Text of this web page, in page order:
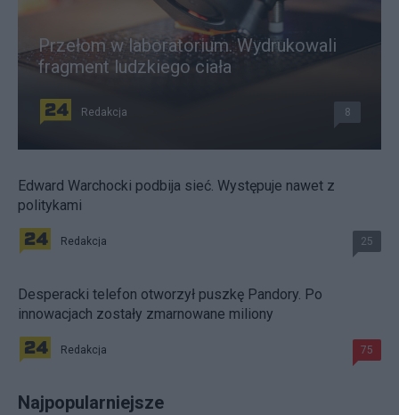
Przełom w laboratorium. Wydrukowali
fragment ludzkiego ciała
Redakcja 8
Edward Warchocki podbija sieć. Występuje nawet z
politykami
Redakcja 25
Desperacki telefon otworzył puszkę Pandory. Po
innowacjach zostały zmarnowane miliony
Redakcja 75
Najpopularniejsze